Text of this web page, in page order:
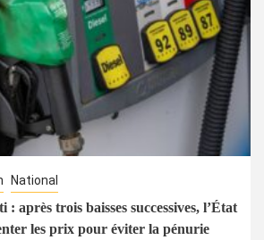
National
après trois baisses successives, l’État
les prix pour éviter la pénurie